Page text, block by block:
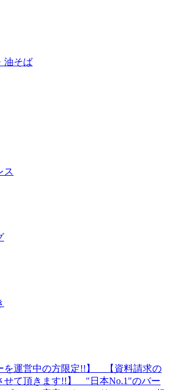
油そば
ス
を運営中の方限定!!】 【資料請求の
せて頂きます!!】 "日本No.1"のバー